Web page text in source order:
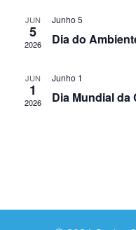
JUN
5
2026
Junho 5
Dia do
JUN
1
2026
Junho 1
Dia Mundial da